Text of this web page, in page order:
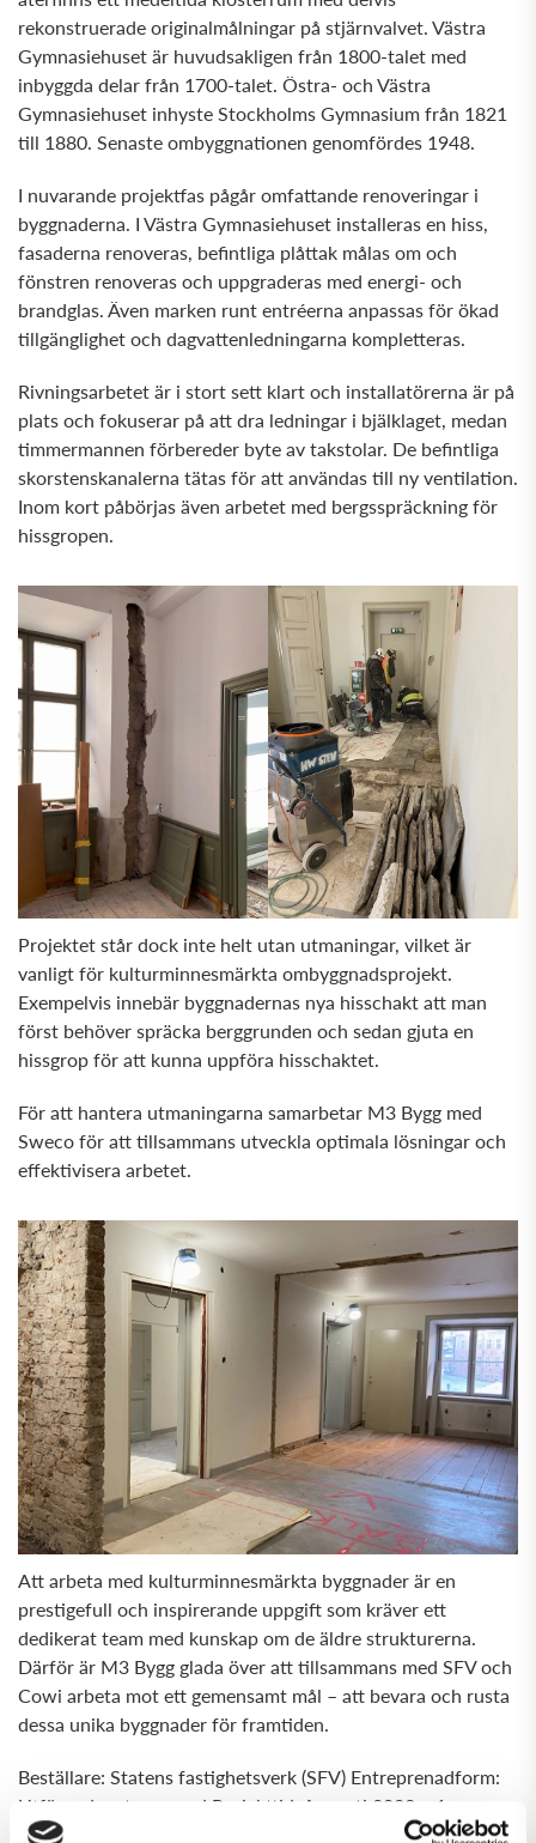
rekonstruerade originalmålningar på stjärnvalvet. Västra
Gymnasiehuset är huvudsakligen från 1800-talet med
inbyggda delar från 1700-talet. Östra- och Västra
Gymnasiehuset inhyste Stockholms Gymnasium från 1821
till 1880. Senaste ombyggnationen genomfördes 1948.
I nuvarande projektfas pågår omfattande renoveringar i
byggnaderna. I Västra Gymnasiehuset installeras en hiss,
fasaderna renoveras, befintliga plåttak målas om och
fönstren renoveras och uppgraderas med energi- och
brandglas. Även marken runt entréerna anpassas för ökad
tillgänglighet och dagvattenledningarna kompletteras.
Rivningsarbetet är i stort sett klart och installatörerna är på
plats och fokuserar på att dra ledningar i bjälklaget, medan
timmermannen förbereder byte av takstolar. De befintliga
skorstenskanalerna tätas för att användas till ny ventilation.
Inom kort påbörjas även arbetet med bergsspräckning för
hissgropen.
Projektet står dock inte helt utan utmaningar, vilket är
vanligt för kulturminnesmärkta ombyggnadsprojekt.
Exempelvis innebär byggnadernas nya hisschakt att man
först behöver spräcka berggrunden och sedan gjuta en
hissgrop för att kunna uppföra hisschaktet.
För att hantera utmaningarna samarbetar M3 Bygg med
Sweco för att tillsammans utveckla optimala lösningar och
effektivisera arbetet.
Att arbeta med kulturminnesmärkta byggnader är en
prestigefull och inspirerande uppgift som kräver ett
dedikerat team med kunskap om de äldre strukturerna.
Därför är M3 Bygg glada över att tillsammans med SFV och
Cowi arbeta mot ett gemensamt mål – att bevara och rusta
dessa unika byggnader för framtiden.
Beställare: Statens fastighetsverk (SFV) Entreprenadform:
Utförandeentreprenad Projekttid: Augusti 2023 – 1 mars
2025